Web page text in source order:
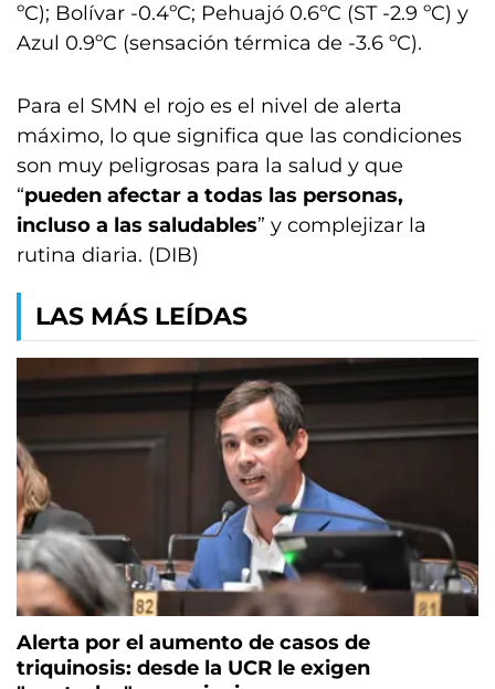
ºC); Bolívar -0.4ºC; Pehuajó 0.6ºC (ST -2.9 ºC) y
Azul 0.9ºC (sensación térmica de -3.6 ºC).
Para el SMN el rojo es el nivel de alerta
máximo, lo que significa que las condiciones
son muy peligrosas para la salud y que
“pueden afectar a todas las personas,
incluso a las saludables” y complejizar la
rutina diaria. (DIB)
LAS MÁS LEÍDAS
Alerta por el aumento de casos de
triquinosis: desde la UCR le exigen